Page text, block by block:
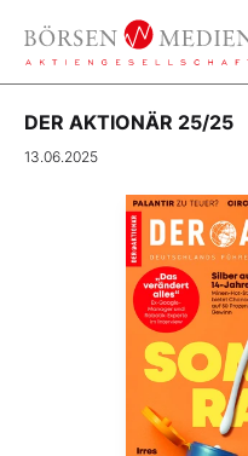
DER AKTIONÄR 25/25
13.06.2025